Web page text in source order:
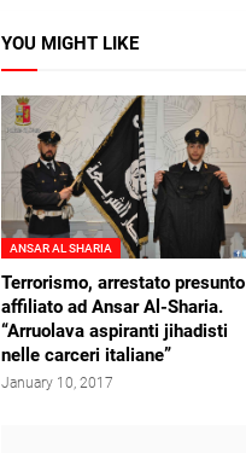
YOU MIGHT LIKE
ANSAR AL SHARIA
Terrorismo, arrestato presunto
affiliato ad Ansar Al-Sharia.
“Arruolava aspiranti jihadisti
nelle carceri italiane”
January 10, 2017